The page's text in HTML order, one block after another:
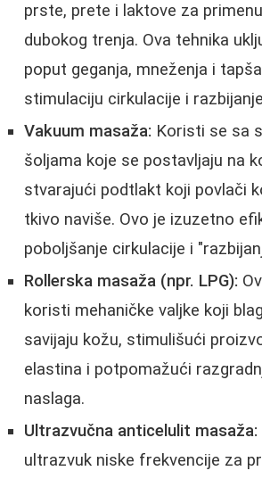
prste, prete i laktove za
dubokog trenja. Ova tehnika
poput geganja, mneženja i
stimulaciju cirkulacije i
Vakuum masaža: Koristi se sa
šoljama koje se postavljaju na
stvarajući podtlakt koji povlači
tkivo naviše. Ovo je izuzetno
poboljšanje cirkulacije i
Rollerska masaža (npr. LPG):
koristi mehaničke valjke koji
savijaju kožu, stimulišući
elastina i potpomažući
naslaga.
Ultrazvučna anticelulit masaža:
ultrazvuk niske frekvencije za